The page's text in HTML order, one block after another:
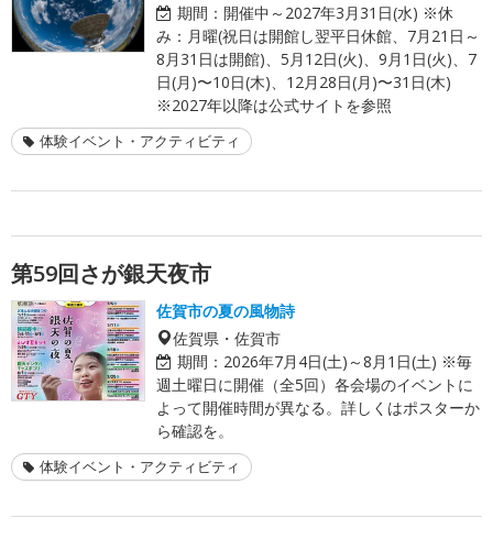
期間： 開催中～2027年3月31日(水) ※休
み：月曜(祝日は開館し翌平日休館、7月21日～
8月31日は開館)、5月12日(火)、9月1日(火)、7
日(月)〜10日(木)、12月28日(月)〜31日(木)
※2027年以降は公式サイトを参照
体験イベント・アクティビティ
第59回さが銀天夜市
佐賀市の夏の風物詩
佐賀県・佐賀市
期間： 2026年7月4日(土)～8月1日(土) ※毎
週土曜日に開催（全5回）各会場のイベントに
よって開催時間が異なる。詳しくはポスターか
ら確認を。
体験イベント・アクティビティ